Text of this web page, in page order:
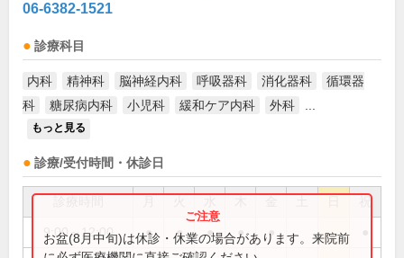
06-6382-1521
診療科目
内科 精神科 脳神経内科 呼吸器科 消化器科
循環器
科
糖尿病内科 小児科 緩和ケア内科 外科
もっと見る
診療/受付時間・休診日
祝
9:00～12:00 ● ● ● ● ●
お盆(8月中旬)は休診・休業の場合があります。来院前